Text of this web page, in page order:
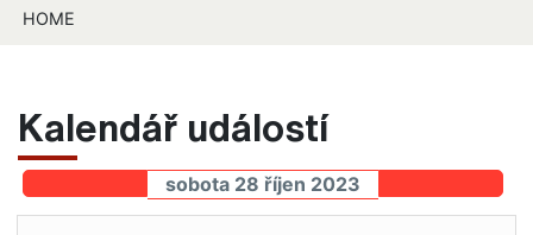
HOME
Kalendář událostí
sobota 28 říjen 2023